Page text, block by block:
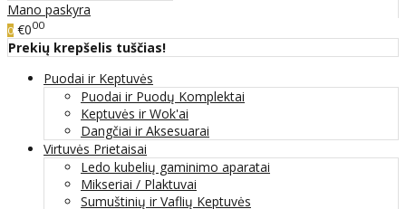
Mano paskyra
0 €000
Prekių krepšelis tuščias!
Puodai ir Keptuvės
Puodai ir Puodų Komplektai
Keptuvės ir Wok'ai
Dangčiai ir Aksesuarai
Virtuvės Prietaisai
Ledo kubelių gaminimo aparatai
Mikseriai / Plaktuvai
Sumuštinių ir Vaflių Keptuvės